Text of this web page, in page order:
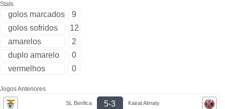
Stats
golos marcados
9
golos sofridos
12
amarelos
2
duplo amarelo
0
vermelhos
0
Jogos Anteriores
SL Benfica 5-3 Kairat Almaty